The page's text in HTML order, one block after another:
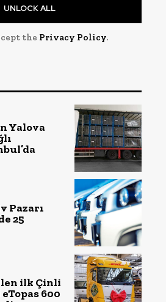
UNLOCK ALL
the Privacy Policy.
Yalova
Pazarı
25
ilk Çinli
600